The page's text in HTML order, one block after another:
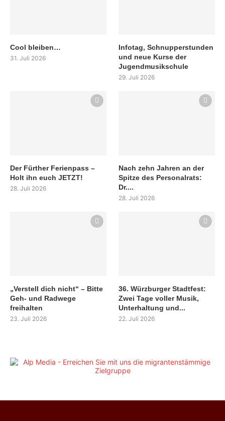
Cool bleiben…
31. Juli 2026
Infotag, Schnupperstunden
und neue Kurse der
Jugendmusikschule
29. Juli 2026
Der Fürther Ferienpass –
Holt ihn euch JETZT!
28. Juli 2026
Nach zehn Jahren an der
Spitze des Personalrats:
Dr....
28. Juli 2026
„Verstell dich nicht“ – Bitte
Geh- und Radwege
freihalten
23. Juli 2026
36. Würzburger Stadtfest:
Zwei Tage voller Musik,
Unterhaltung und...
22. Juli 2026